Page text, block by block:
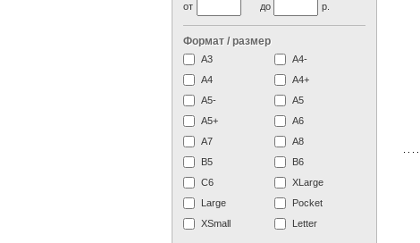
до
от р.
Формат / размер
А3
А4-
А4
A4+
А5-
А5
A5+
А6
А7
A8
B5
B6
C6
XLarge
Large
Pocket
XSmall
Letter